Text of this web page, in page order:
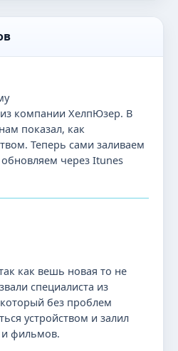
компании ХелпЮзер. В
показал, как
Теперь сами заливаем
через Itunes
как вешь новая то не
специалиста из
без проблем
устройством и залил
фильмов.